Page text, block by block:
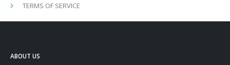
TERMS OF SERVICE
ABOUT US